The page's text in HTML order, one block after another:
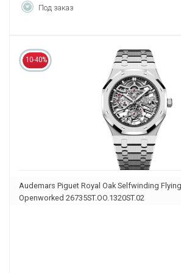
Под заказ
10-40%
Audemars Piguet Royal Oak Selfwinding
Openworked 26735ST.OO.1320ST.02